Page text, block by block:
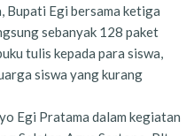
Bupati Egi bersama ketiga
sebanyak 128 paket
tulis kepada para siswa,
siswa yang kurang
Egi Pratama dalam kegiatan